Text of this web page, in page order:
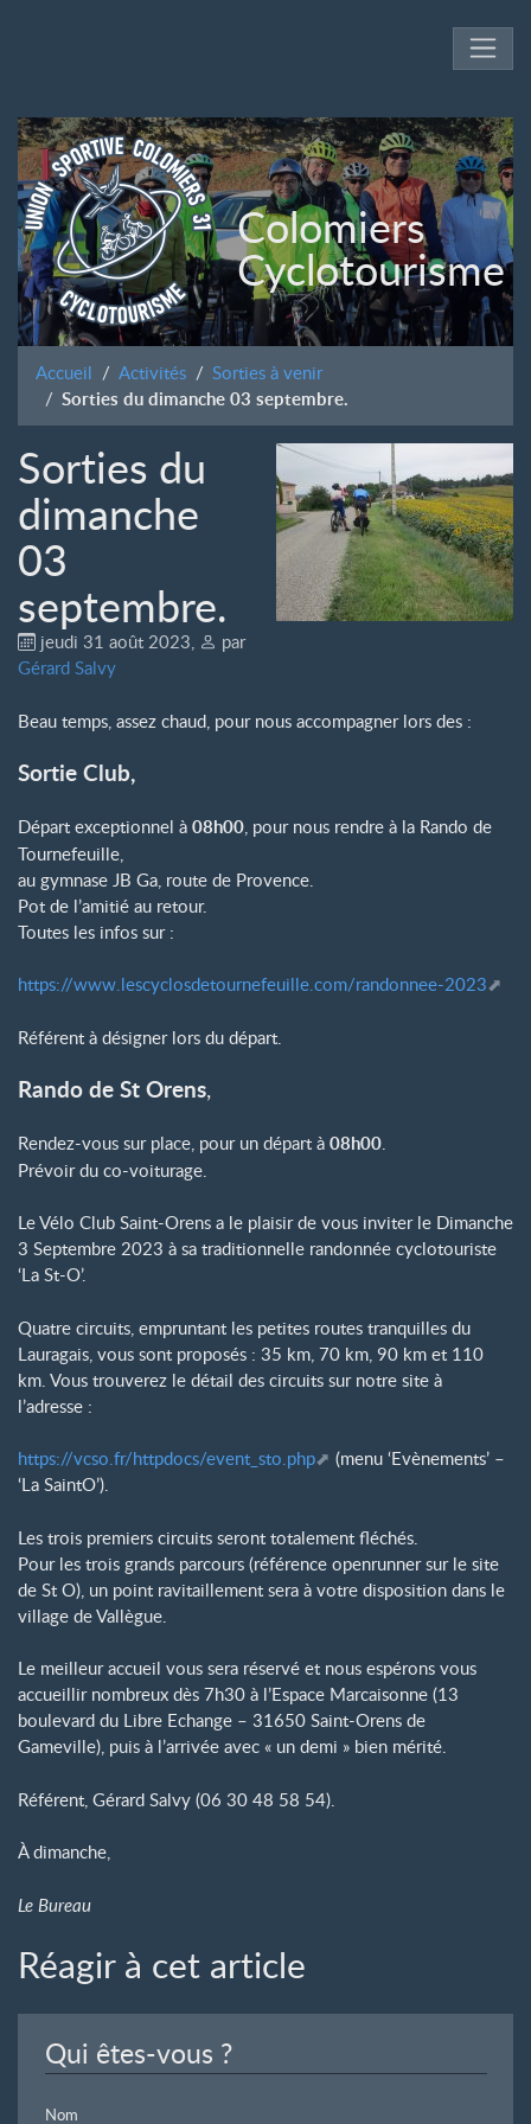
Colomiers
Cyclotourisme
Accueil Activités Sorties à venir
Sorties du dimanche 03 septembre.
Sorties du
dimanche
03
septembre.
jeudi 31 août 2023,
par
Gérard Salvy
Beau temps, assez chaud, pour nous accompagner lors des :
Sortie Club,
Départ exceptionnel à 08h00 , pour nous rendre à la Rando de
Tournefeuille,
au gymnase JB Ga, route de Provence.
Pot de l’amitié au retour.
Toutes les infos sur :
https://www.lescyclosdetournefeuille.com/randonnee-2023
Référent à désigner lors du départ.
Rando de St Orens,
Rendez-vous sur place, pour un départ à 08h00
Prévoir du co-voiturage.
Le Vélo Club Saint-Orens a le plaisir de vous inviter le Dimanche
3 Septembre 2023 à sa traditionnelle randonnée cyclotouriste
‘La St-O’.
Quatre circuits, empruntant les petites routes tranquilles du
Lauragais, vous sont proposés : 35 km, 70 km, 90 km et 110
km. Vous trouverez le détail des circuits sur notre site à
l’adresse :
https://vcso.fr/httpdocs/event_sto.php
(menu ‘Evènements’ –
‘La SaintO’).
Les trois premiers circuits seront totalement fléchés.
Pour les trois grands parcours (référence openrunner sur le site
de St O), un point ravitaillement sera à votre disposition dans le
village de Vallègue.
Le meilleur accueil vous sera réservé et nous espérons vous
accueillir nombreux dès 7h30 à l’Espace Marcaisonne (13
boulevard du Libre Echange – 31650 Saint-Orens de
Gameville), puis à l’arrivée avec « un demi » bien mérité.
Référent, Gérard Salvy (06 30 48 58 54).
À dimanche,
Le Bureau
Réagir à cet article
Qui êtes-vous ?
Nom